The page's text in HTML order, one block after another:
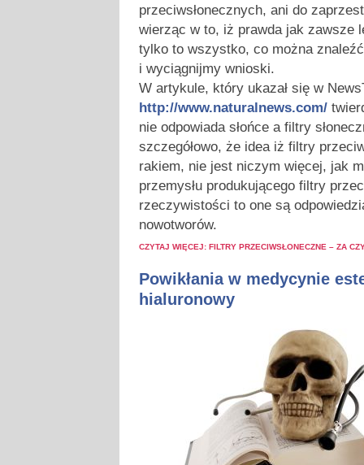
przeciwsłonecznych, ani do
wierząc w to, iż prawda jak zawsze
tylko to wszystko, co można
i wyciągnijmy wnioski.
W artykule, który ukazał się w
http://www.naturalnews.com/
nie odpowiada słońce a filtry
szczegółowo, że idea iż filtry
rakiem, nie jest niczym więcej, jak
przemysłu produkującego filtry
rzeczywistości to one są
nowotworów.
CZYTAJ WIĘCEJ: FILTRY PRZECIWSŁONECZNE – ZA
Powikłania w medycynie
hialuronowy